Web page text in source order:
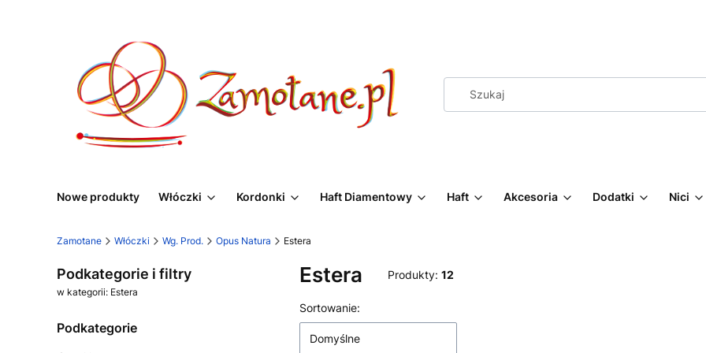
Nowe produkty Włóczki Kordonki Haft Diamentowy Haft Akcesoria Dodatki Nici
Zamotane Włóczki Wg. Prod. Opus Natura Estera
Podkategorie i filtry
w kategorii: Estera
Podkategorie
Estera Produkty: 12
Lista produktów
Sortowanie:
Domyślne